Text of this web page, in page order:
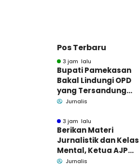
Pos Terbaru
3 jam lalu
Bupati Pamekasan
Bakal Lindungi OPD
yang Tersandung
Dugaan Korupsi
Jurnalis
3 jam lalu
Berikan Materi
Jurnalistik dan Kelas
Mental, Ketua AJP
Bakar Semangat LPM
Jurnalis